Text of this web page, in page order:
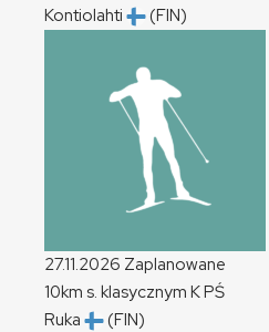
Kontiolahti
(FIN)
27.11.2026 Zaplanowane
10km s. klasycznym KPŚ
Ruka
(FIN)